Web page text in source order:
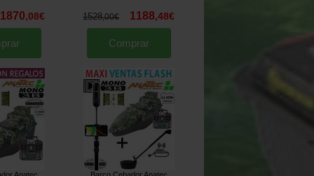
1870,08€ 1528,00€ 1188,48€
Comprar